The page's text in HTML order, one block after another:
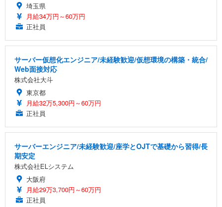
埼玉県
月給34万円～60万円
正社員
サーバー仮想化エンジニア/未経験歓迎/仮想環境の構築・統合/
Web面接対応
株式会社大斗
東京都
月給32万5,300円～60万円
正社員
サーバーエンジニア/未経験歓迎/座学とOJTで基礎から習得/長
期安定
株式会社ELシステム
大阪府
月給29万3,700円～60万円
正社員